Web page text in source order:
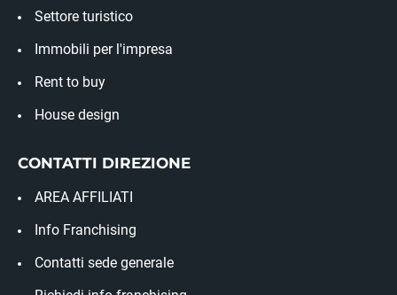
Settore turistico
Immobili per l'impresa
Rent to buy
House design
CONTATTI DIREZIONE
AREA AFFILIATI
Info Franchising
Contatti sede generale